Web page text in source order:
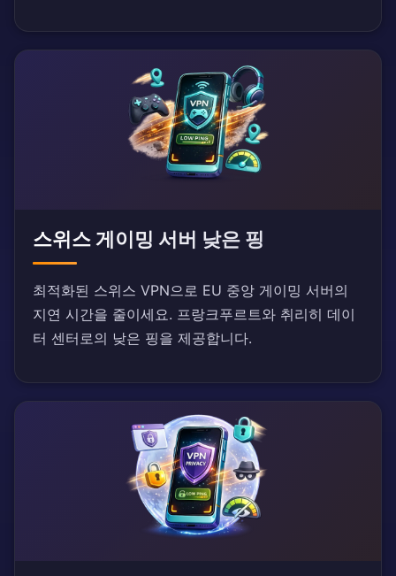
스위스 게이밍 서버 낮은 핑
최적화된 스위스 VPN으로 EU 중앙 게이밍 서버의
지연 시간을 줄이세요. 프랑크푸르트와 취리히 데이
터 센터로의 낮은 핑을 제공합니다.